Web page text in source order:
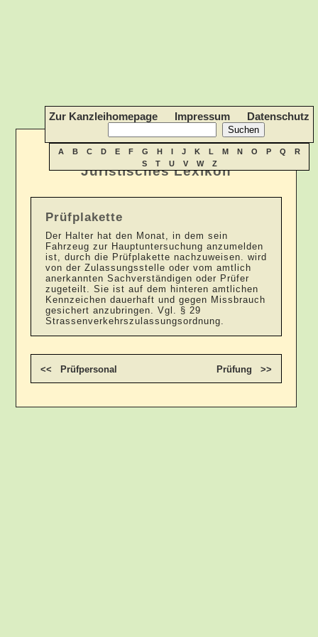
Juristisches Lexikon
Zur Kanzleihomepage Impressum Datenschutz
A B C D E F G H I J K L M N O P Q
R
S
T U V W Z
Prüfplakette
Der Halter hat den Monat, in dem sein
Fahrzeug zur Hauptuntersuchung anzumelden
ist, durch die Prüfplakette nachzuweisen. wird
von der Zulassungsstelle oder vom amtlich
anerkannten Sachverständigen oder Prüfer
zugeteilt. Sie ist auf dem hinteren amtlichen
Kennzeichen dauerhaft und gegen Missbrauch
gesichert anzubringen. Vgl. § 29
Strassenverkehrszulassungsordnung.
<< Prüfpersonal Prüfung >>